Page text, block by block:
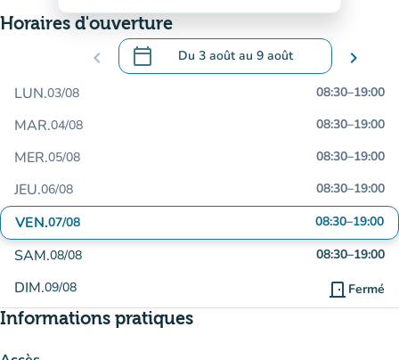
Horaires d'ouverture
chevron_left calendar_today Du 3 aoûtau 9 août
.Ouvrir le calendrier pour changer de
chevron_right
LUN.03/08 08:30–19:00
MAR.04/08 08:30–19:00
MER.05/08 08:30–19:00
JEU.06/08 08:30–19:00
VEN.07/08 08:30–19:00
SAM.08/08 08:30–19:00
DIM.09/08 door_front Fermé
Informations pratiques